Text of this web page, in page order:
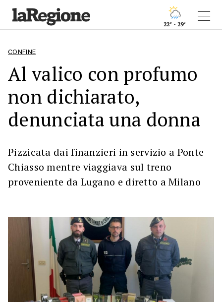
22° - 29°
CONFINE
Al valico con profumo
non dichiarato,
denunciata una donna
Pizzicata dai finanzieri in servizio a Ponte
Chiasso mentre viaggiava sul treno
proveniente da Lugano e diretto a Milano